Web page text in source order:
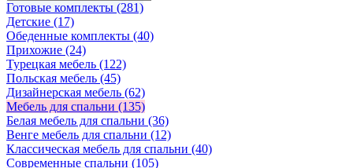
Готовые комплекты (281)
Детские (17)
Обеденные комплекты (40)
Прихожие (24)
Турецкая мебель (122)
Польская мебель (45)
Дизайнерская мебель (62)
Мебель для спальни (135)
Белая мебель для спальни (36)
Венге мебель для спальни (12)
Классическая мебель для спальни (40)
Современные спальни (105)